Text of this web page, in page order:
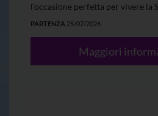
l’occasione perfetta per vivere la
PARTENZA 25/07/2026
Maggiori